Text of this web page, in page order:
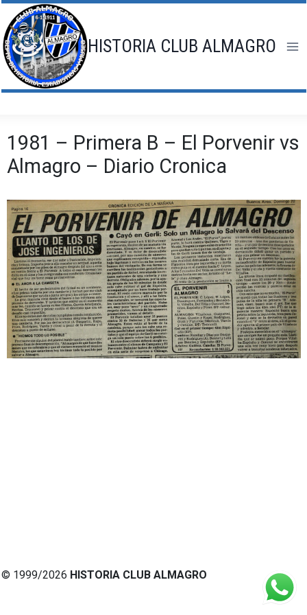
Saltar
al
contenido
HISTORIA CLUB ALMAGRO
1981 – Primera B – El Porvenir vs
Almagro – Diario Cronica
© 1999/2026 HISTORIA CLUB ALMAGRO